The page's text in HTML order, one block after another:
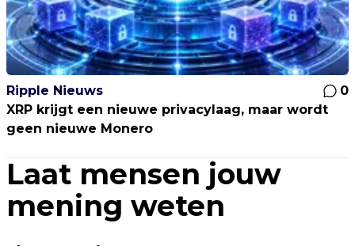
Ripple Nieuws
0
XRP krijgt een nieuwe privacylaag, maar wordt
geen nieuwe Monero
Laat mensen jouw
mening weten